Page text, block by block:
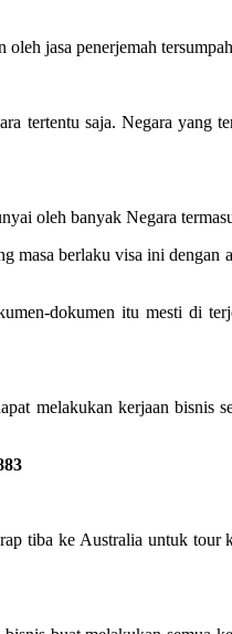
jasa penerjemah
tertentu saja. Negara yang
oleh banyak Negara
masa berlaku visa ini dengan
dokumen itu mesti di
melakukan kerjaan bisnis
tiba ke Australia untuk tour